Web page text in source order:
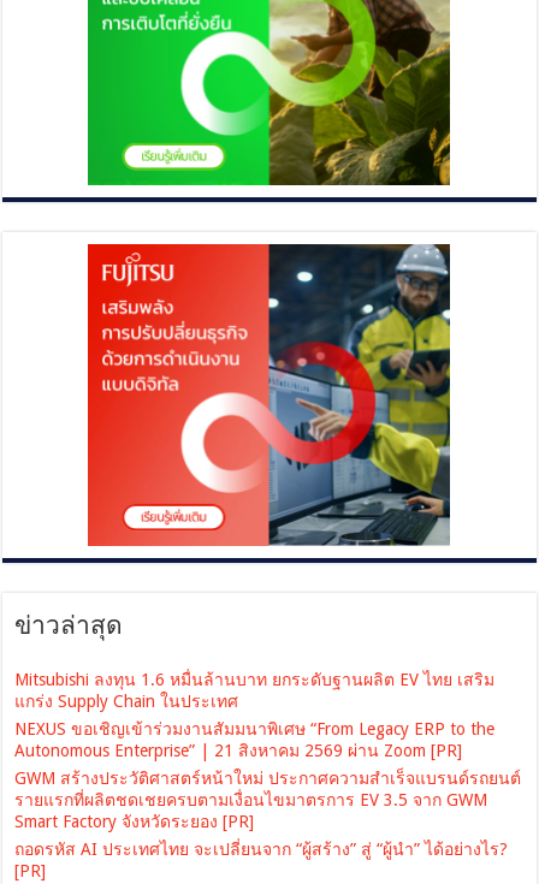
ข่าวล่าสุด
Mitsubishi ลงทุน 1.6 หมื่นล้านบาท ยกระดับฐานผลิต EV ไทย เสริม
แกร่ง Supply Chain ในประเทศ
NEXUS ขอเชิญเข้าร่วมงานสัมมนาพิเศษ “From Legacy ERP to the
Autonomous Enterprise” | 21 สิงหาคม 2569 ผ่าน Zoom [PR]
GWM สร้างประวัติศาสตร์หน้าใหม่ ประกาศความสำเร็จแบรนด์รถยนต์
รายแรกที่ผลิตชดเชยครบตามเงื่อนไขมาตรการ EV 3.5 จาก GWM
Smart Factory จังหวัดระยอง [PR]
ถอดรหัส AI ประเทศไทย จะเปลี่ยนจาก “ผู้สร้าง” สู่ “ผู้นำ” ได้อย่างไร?
[PR]